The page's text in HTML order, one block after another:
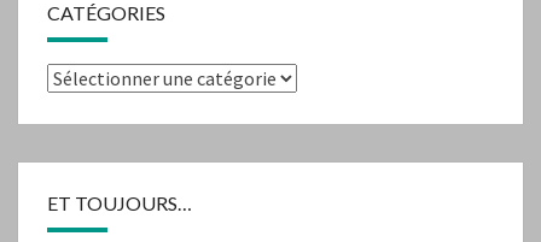
CATÉGORIES
Catégories
ET TOUJOURS…